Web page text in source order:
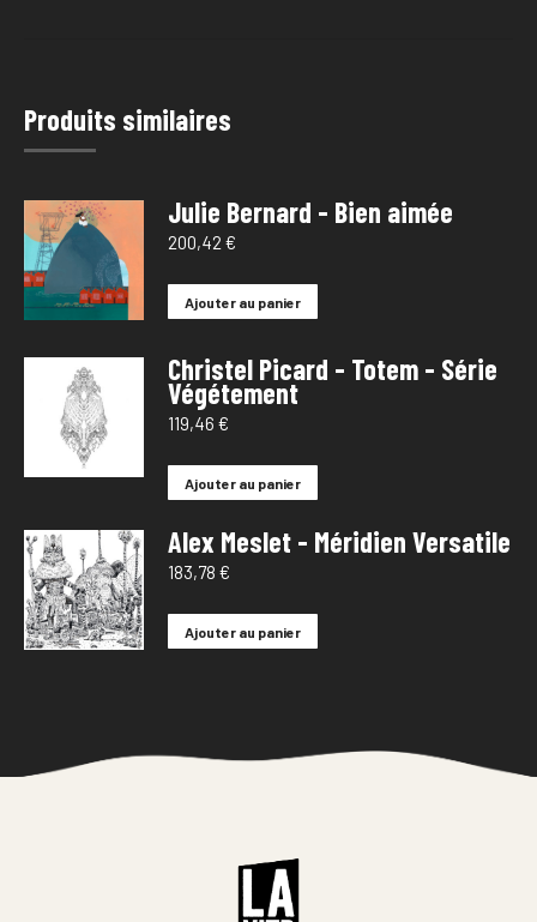
Produits similaires
Julie Bernard - Bien aimée
200,42 €
Ajouter au panier
Christel Picard - Totem - Série
Végétement
119,46 €
Ajouter au panier
Alex Meslet - Méridien Versatile
183,78 €
Ajouter au panier